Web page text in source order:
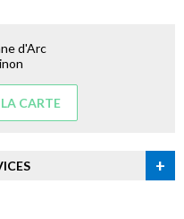
d'Arc
CARTE
+